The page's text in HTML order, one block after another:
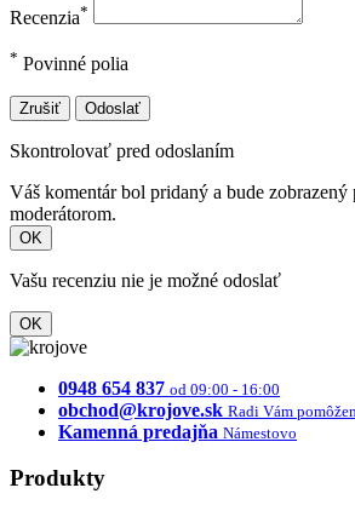
Recenzia*
* Povinné polia
Zrušiť Odoslať
Skontrolovať pred odoslaním
Váš komentár bol pridaný a bude zobrazený
moderátorom.
OK
Vašu recenziu nie je možné odoslať
OK
0948 654 837 od 09:00 - 16:00
obchod@krojove.sk Radi Vám
Kamenná predajňa Námestovo
Produkty